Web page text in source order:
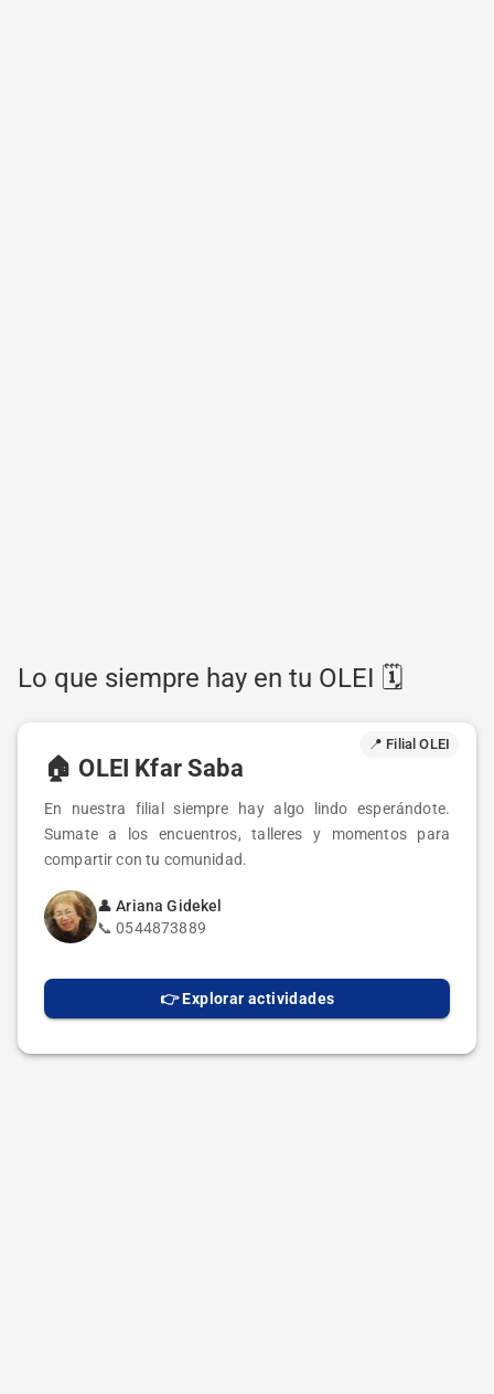
Lo que siempre hay en tu OLEI 🗓️
📍 Filial OLEI
🏠 OLEI Kfar Saba
En nuestra filial siempre hay algo lindo esperándote.
Sumate a los encuentros, talleres y momentos para
compartir con tu comunidad.
👤Ariana Gidekel
📞0544873889
👉 Explorar actividades